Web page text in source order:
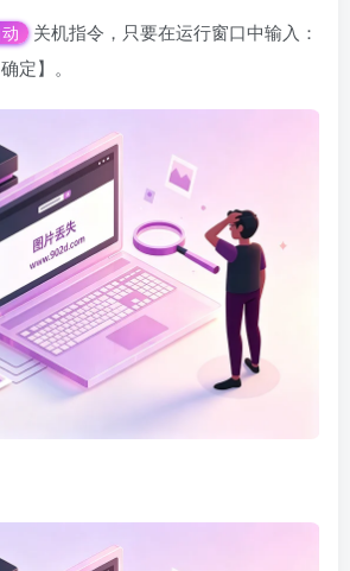
关机指令，只要在运行窗口中输入：
定】。